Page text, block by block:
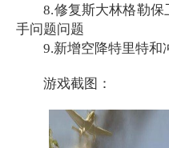
8.修复斯大林格勒保
手问题问题
9.新增空降特里特和
游戏截图：